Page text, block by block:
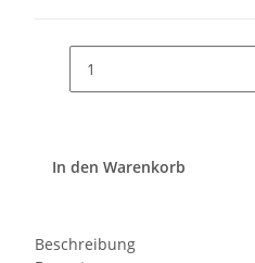
In den Warenkorb
Beschreibung